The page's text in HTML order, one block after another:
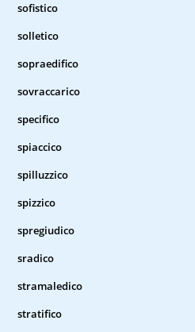
sofistico
solletico
sopraedifico
sovraccarico
specifico
spiaccico
spilluzzico
spizzico
spregiudico
sradico
stramaledico
stratifico